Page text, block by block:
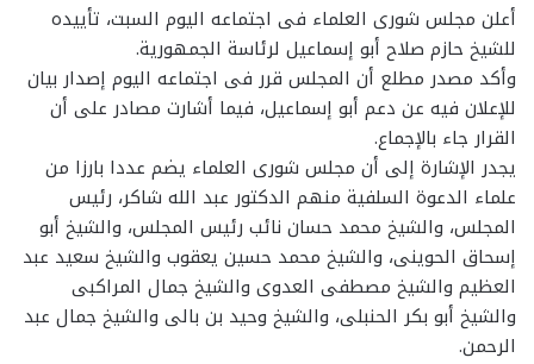
أعلن مجلس شورى العلماء فى اجتماعه اليوم السبت، تأييده
للشيخ حازم صلاح أبو إسماعيل لرئاسة الجمهورية.
وأكد مصدر مطلع أن المجلس قرر فى اجتماعه اليوم إصدار بيان
للإعلان فيه عن دعم أبو إسماعيل، فيما أشارت مصادر على أن
القرار جاء بالإجماع.
يجدر الإشارة إلى أن مجلس شورى العلماء يضم عددا بارزا من
علماء الدعوة السلفية منهم الدكتور عبد الله شاكر، رئيس
المجلس، والشيخ محمد حسان نائب رئيس المجلس، والشيخ أبو
إسحاق الحوينى، والشيخ محمد حسين يعقوب والشيخ سعيد عبد
العظيم والشيخ مصطفى العدوى والشيخ جمال المراكبى
والشيخ أبو بكر الحنبلى، والشيخ وحيد بن بالى والشيخ جمال عبد
الرحمن.